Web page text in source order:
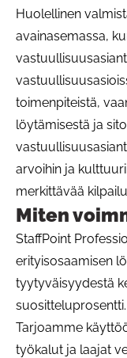
Huolellinen
avainasemassa,
toimenpiteistä,
löytämisestä ja
arvoihin ja
merkittävää
Miten
StaffPoint
erityisosaamisen
tyytyväisyydestä
suositteluprosentti.
Tarjoamme
työkalut ja laajat